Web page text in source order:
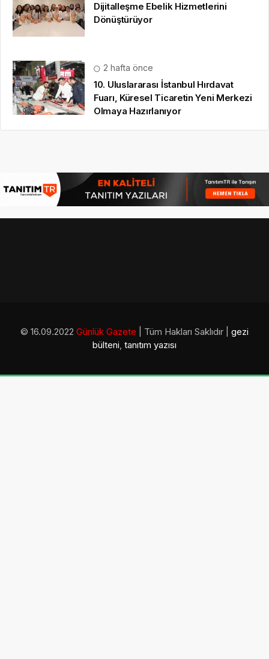
Dijitalleşme Ebelik Hizmetlerini
Dönüştürüyor
2 hafta önce
10. Uluslararası İstanbul Hırdavat
Fuarı, Küresel Ticaretin Yeni Merkezi
Olmaya Hazırlanıyor
© 16.09.2022 Günlük Gazete | Tüm Hakları Saklıdır | gezi
bülteni, tanıtım yazısı